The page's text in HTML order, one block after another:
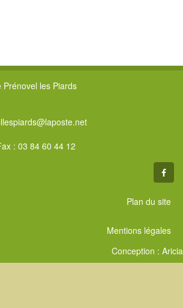
les Piards
: 03 84 60 44 12
Plan du site
Mentions légales
Conception : Aricia